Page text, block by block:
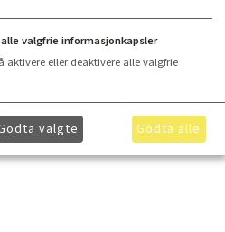
valgfrie informasjonkapsler
aktivere eller deaktivere alle valgfrie
valgte Godta alle